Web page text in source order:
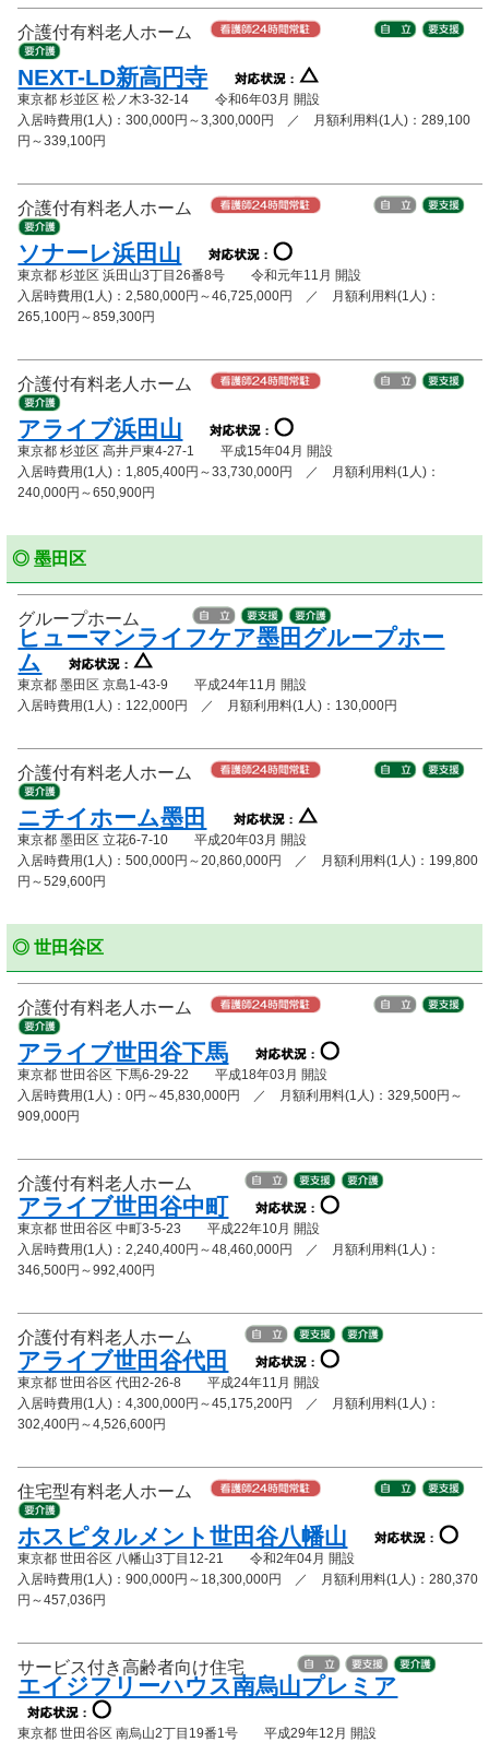
介護付有料老人ホーム
NEXT-LD新高円寺
東京都 杉並区 松ノ木3-32-14 令和6年03月 開設
入居時費用(1人)：300,000円～3,300,000円 ／ 月額利用料(1人)：289,100
円～339,100円
介護付有料老人ホーム
ソナーレ浜田山
東京都 杉並区 浜田山3丁目26番8号 令和元年11月 開設
入居時費用(1人)：2,580,000円～46,725,000円 ／ 月額利用料(1人)：
265,100円～859,300円
介護付有料老人ホーム
アライブ浜田山
東京都 杉並区 高井戸東4-27-1 平成15年04月 開設
入居時費用(1人)：1,805,400円～33,730,000円 ／ 月額利用料(1人)：
240,000円～650,900円
◎ 墨田区
グループホーム
ヒューマンライフケア墨田グループホー
ム
東京都 墨田区 京島1-43-9 平成24年11月 開設
入居時費用(1人)：122,000円 ／ 月額利用料(1人)：130,000円
介護付有料老人ホーム
ニチイホーム墨田
東京都 墨田区 立花6-7-10 平成20年03月 開設
入居時費用(1人)：500,000円～20,860,000円 ／ 月額利用料(1人)：199,800
円～529,600円
◎ 世田谷区
介護付有料老人ホーム
アライブ世田谷下馬
東京都 世田谷区 下馬6-29-22 平成18年03月 開設
入居時費用(1人)：0円～45,830,000円 ／ 月額利用料(1人)：329,500円～
909,000円
介護付有料老人ホーム
アライブ世田谷中町
東京都 世田谷区 中町3-5-23 平成22年10月 開設
入居時費用(1人)：2,240,400円～48,460,000円 ／ 月額利用料(1人)：
346,500円～992,400円
介護付有料老人ホーム
アライブ世田谷代田
東京都 世田谷区 代田2-26-8 平成24年11月 開設
入居時費用(1人)：4,300,000円～45,175,200円 ／ 月額利用料(1人)：
302,400円～4,526,600円
住宅型有料老人ホーム
ホスピタルメント世田谷八幡山
東京都 世田谷区 八幡山3丁目12-21 令和2年04月 開設
入居時費用(1人)：900,000円～18,300,000円 ／ 月額利用料(1人)：280,370
円～457,036円
サービス付き高齢者向け住宅
エイジフリーハウス南烏山プレミア
東京都 世田谷区 南烏山2丁目19番1号 平成29年12月 開設